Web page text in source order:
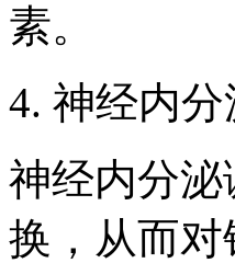
素。
4. 神经内
神经内分
换，从而